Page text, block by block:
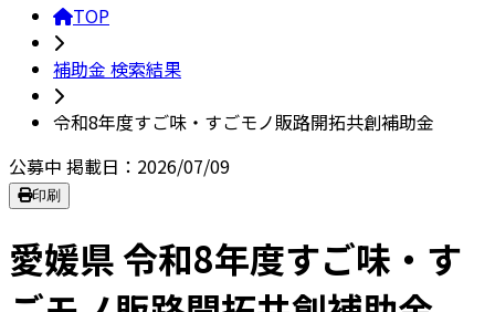
TOP
補助金 検索結果
令和8年度すご味・すごモノ販路開拓共創補助金
公募中 掲載日：2026/07/09
印刷
愛媛県 令和8年度すご味・す